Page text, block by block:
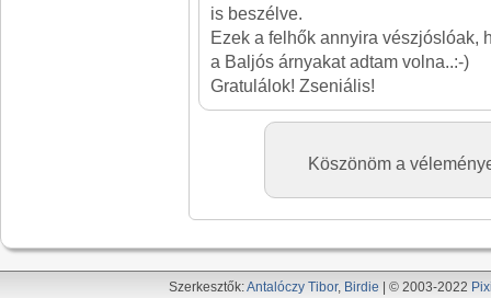
is beszélve.
Ezek a felhők annyira vészjóslóak,
a Baljós árnyakat adtam volna..:-)
Gratulálok! Zseniális!
Köszönöm a
Szerkesztők:Antalóczy Tibor, Birdie | © 2003-2022